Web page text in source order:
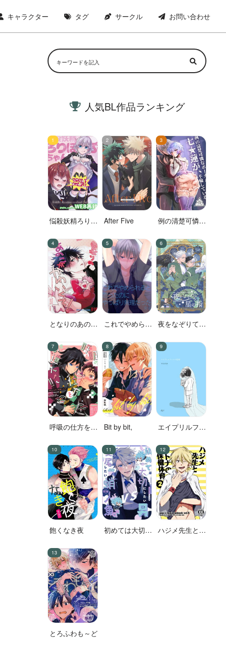
キャラクター タグ サークル お問い合わせ
人気BL作品ランキング
悩殺妖精ろりぽ
After Five
例の清楚可憐な
蓮が、不倫して
いる。
となりのあのこ
これでやめられ
やっぱり無理だ
った
夜をなぞりて星
呼吸の仕方を間
Bit by bit,
エイプリルフー
飽くなき夜
初めては大切に
ハジメ先生とオ
とろふわも～ど